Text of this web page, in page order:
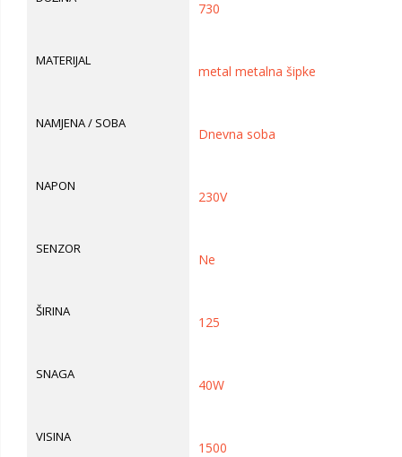
730
MATERIJAL
metal metalna šipke
NAMJENA / SOBA
Dnevna soba
NAPON
230V
SENZOR
Ne
ŠIRINA
125
SNAGA
40W
VISINA
1500